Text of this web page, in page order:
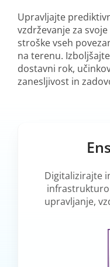
Upravljajte
vzdrževanje za
stroške vseh
na terenu.
dostavni rok,
zanesljivost in
Digitalizirajte
infrastrukturo
upravljanje,